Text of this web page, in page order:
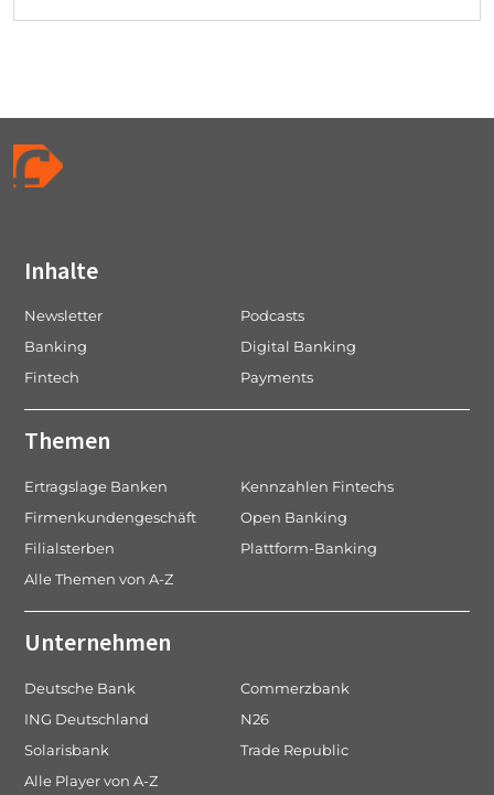
Inhalte
Newsletter
Podcasts
Banking
Digital Banking
Fintech
Payments
Themen
Ertragslage Banken
Kennzahlen Fintechs
Firmenkundengeschäft
Open Banking
Filialsterben
Plattform-Banking
Alle Themen von A-Z
Unternehmen
Deutsche Bank
Commerzbank
ING Deutschland
N26
Solarisbank
Trade Republic
Alle Player von A-Z